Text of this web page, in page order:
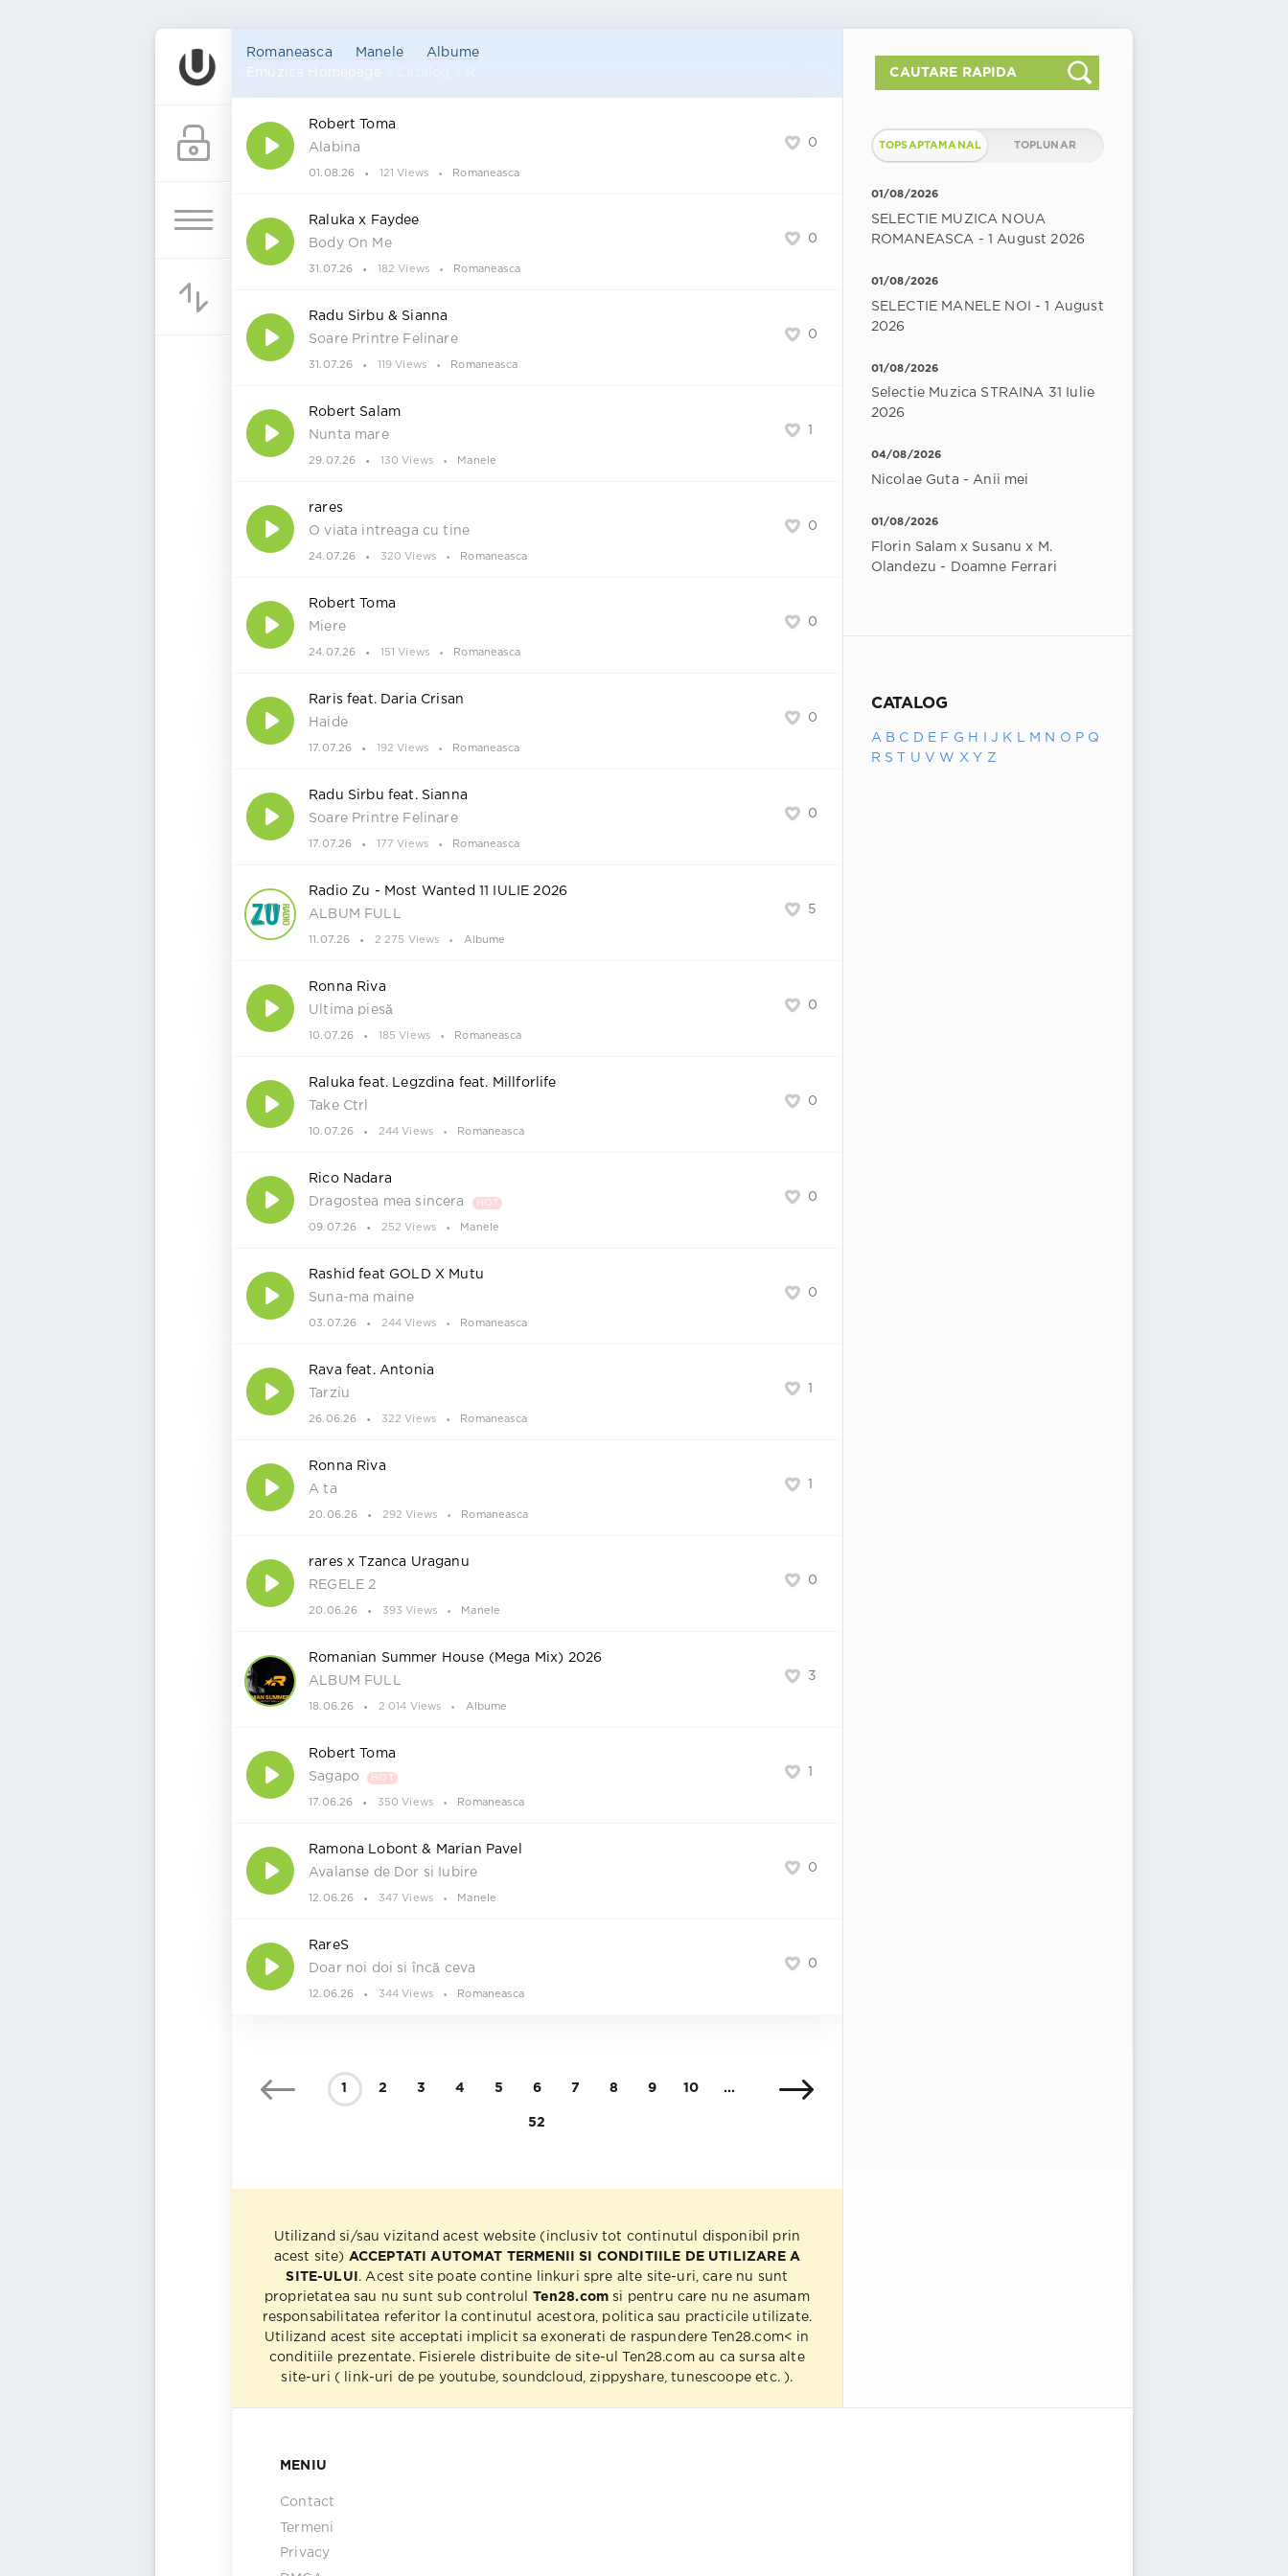
Romaneasca Manele
Albume
Emuzica Homepage
0
Robert Toma
Alabina
01.08.26 121 Views Romaneasca
0
Raluka x Faydee
Body On Me
31.07.26 182 Views Romaneasca
0
Radu Sirbu & Sianna
Soare Printre Felinare
31.07.26 119 Views Romaneasca
1
Robert Salam
Nunta mare
29.07.26 130 Views Manele
0
rares
O viata intreaga cu tine
24.07.26 320 Views Romaneasca
0
Robert Toma
Miere
24.07.26 151 Views Romaneasca
0
Raris feat. Daria Crisan
Haide
17.07.26 192 Views Romaneasca
0
Radu Sirbu feat. Sianna
Soare Printre Felinare
17.07.26 177 Views Romaneasca
5
Radio Zu - Most Wanted 11 IULIE 2026
ALBUM FULL
11.07.26 2 275 Views Albume
0
Ronna Riva
Ultima piesă
10.07.26 185 Views Romaneasca
0
Raluka feat. Legzdina feat. Millforlife
Take Ctrl
10.07.26 244 Views Romaneasca
0
Rico Nadara
Dragostea mea sincera
HOT
09.07.26 252 Views Manele
0
Rashid feat GOLD X Mutu
Suna-ma maine
03.07.26 244 Views Romaneasca
1
Rava feat. Antonia
Tarziu
26.06.26 322 Views Romaneasca
1
Ronna Riva
A ta
20.06.26 292 Views Romaneasca
0
rares x Tzanca Uraganu
REGELE 2
20.06.26 393 Views Manele
3
Romanian Summer House (Mega Mix) 2026
ALBUM FULL
18.06.26 2 014 Views Albume
1
Robert Toma
Sagapo
HOT
17.06.26 350 Views Romaneasca
0
Ramona Lobont & Marian Pavel
Avalanse de Dor si Iubire
12.06.26 347 Views Manele
0
RareS
Doar noi doi si încă ceva
12.06.26 344 Views Romaneasca
1 2 3 4 5 6 7 8 9 10 ...
52
Utilizand si/sau vizitand acest website (inclusiv tot continutul disponibil prin
acest site) ACCEPTATI AUTOMAT TERMENII SI CONDITIILE DE UTILIZARE A
SITE-ULUI . Acest site poate contine linkuri spre alte site-uri, care nu sunt
proprietatea sau nu sunt sub controlul Ten28.com si pentru care nu ne asumam
responsabilitatea referitor la continutul acestora, politica sau practicile utilizate.
Utilizand acest site acceptati implicit sa exonerati de raspundere Ten28.com< in
conditiile prezentate. Fisierele distribuite de site-ul Ten28.com au ca sursa alte
site-uri ( link-uri de pe youtube, soundcloud, zippyshare, tunescoope etc. ).
TOPSAPTAMANAL TOPLUNAR
01/08/2026
SELECTIE MUZICA NOUA
ROMANEASCA - 1 August 2026
01/08/2026
SELECTIE MANELE NOI - 1 August
2026
01/08/2026
Selectie Muzica STRAINA 31 Iulie
2026
04/08/2026
Nicolae Guta - Anii mei
01/08/2026
Florin Salam x Susanu x M.
Olandezu - Doamne Ferrari
CATALOG
A B C D E F G H J K M N O P Q
R S U V W X Y Z
MENIU
Contact
Termeni
Privacy